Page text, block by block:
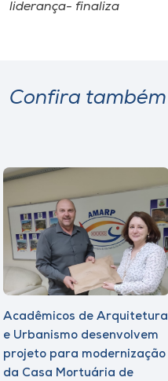
liderança- finaliza
Confira também
Acadêmicos de Arquitetura
e Urbanismo desenvolvem
projeto para modernização
da Casa Mortuária de